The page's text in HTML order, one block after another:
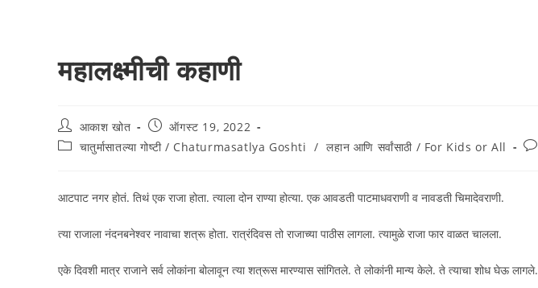
महालक्ष्मीची कहाणी
आकाश खोत
ऑगस्ट 19, 2022
चातुर्मासातल्या गोष्टी / Chaturmasatlya Goshti / लहान आणि सर्वांसाठी / For Kids or All
आटपाट नगर होतं. तिथं एक राजा होता. त्याला दोन राण्या होत्या. एक आवडती पाटमाधवराणी व नावडती चिमादेवराणी.
त्या राजाला नंदनबनेश्वर नावाचा शत्रू होता. रात्रंदिवस तो राजाच्या पाठीस लागला. त्यामुळे राजा फार वाळत चालला.
एके दिवशी मात्र राजाने सर्व लोकांना बोलावून त्या शत्रूस मारण्यास सांगितले. ते लोकांनी मान्य केले. ते त्याचा शोध घेऊ लागले.